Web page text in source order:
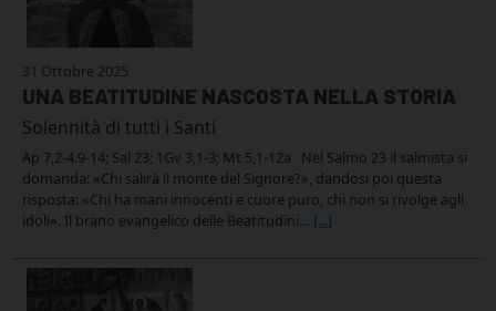
31 Ottobre 2025
UNA BEATITUDINE NASCOSTA NELLA STORIA
Solennità di tutti i Santi
Ap 7,2-4.9-14; Sal 23; 1Gv 3,1-3; Mt 5,1-12a Nel Salmo 23 il salmista si
domanda: «Chi salirà il monte del Signore?», dandosi poi questa
risposta: «Chi ha mani innocenti e cuore puro, chi non si rivolge agli
idoli». Il brano evangelico delle Beatitudini… [...]